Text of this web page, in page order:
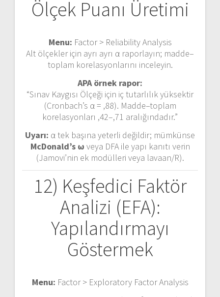
Ölçek Puanı Üretimi
Menu: Factor > Reliability Analysis
Alt ölçekler için ayrı ayrı α raporlayın; madde–
toplam korelasyonlarını inceleyin.
APA örnek rapor:
“Sınav Kaygısı Ölçeği için iç tutarlılık yüksektir
(Cronbach’s α = ,88). Madde–toplam
korelasyonları ,42–,71 aralığındadır.”
Uyarı: α tek başına yeterli değildir; mümkünse
McDonald’s ω veya DFA ile yapı kanıtı verin
(Jamovi’nin ek modülleri veya lavaan/R).
12) Keşfedici Faktör
Analizi (EFA):
Yapılandırmayı
Göstermek
Menu: Factor > Exploratory Factor Analysis